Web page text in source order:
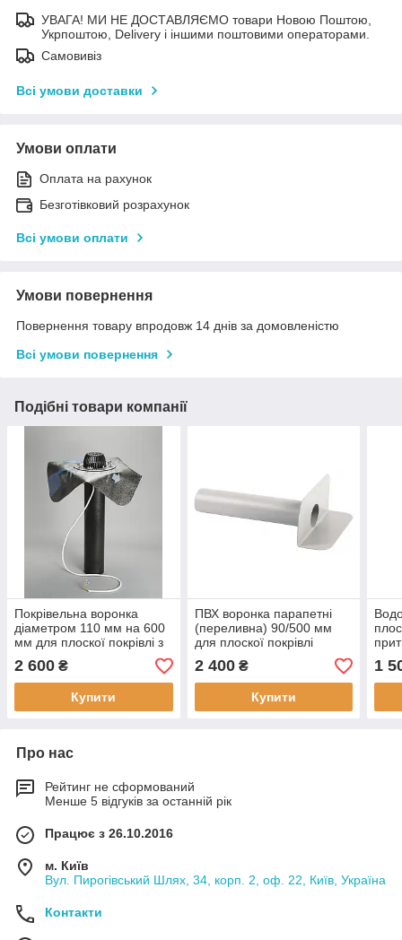
УВАГА! МИ НЕ ДОСТАВЛЯЄМО товари Новою Поштою,
Укрпоштою, Delivery і іншими поштовими операторами.
Самовивіз
Всі умови доставки
Умови оплати
Оплата на рахунок
Безготівковий розрахунок
Всі умови оплати
Умови повернення
Повернення товару впродовж 14 днів за домовленістю
Всі умови повернення
Подібні товари компанії
Покрівельна воронка
діаметром 110 мм на 600
мм для плоскої покрівлі з
бітумних або ПВХ
фартухом і обігрівом
2 600 ₴
Купити
ПВХ воронка парапетні
(переливна) 90/500 мм
для плоскої покрівлі
2 400₴
Купити
мм
1
Про нас
Рейтинг не сформований
Менше 5 відгуків за останній рік
Працює з 26.10.2016
м. Київ
Вул. Пирогівський Шлях, 34, корп. 2, оф. 22, Київ, Україна
Контакти